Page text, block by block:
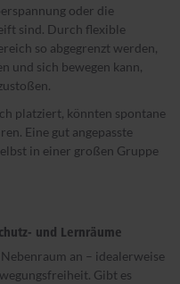
oder die
sind. Durch flexible
so abgegrenzt werden,
und sich bewegen kann,
platziert, könnten spontane
Eine gut angepasste
in einer großen Gruppe
und Lernräume
an – idealerweise
Gibt es